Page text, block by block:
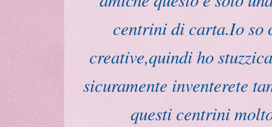
centrini di carta.Io so
creative,quindi ho
sicuramente inventerete
questi centrini